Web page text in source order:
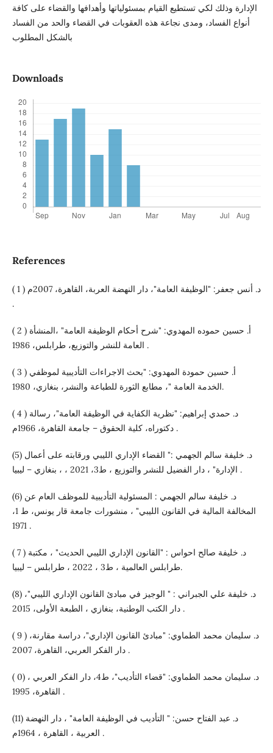
الإدارة وذلك لكي تستطيع القيام بمسئولياتها وأهدافها والقضاء على كافة
أنواع الفساد، ومدى نجاعة هذه العقوبات في القضاء والحد من الفساد
Downloads
References
( 1 ) د. أنس جعفر: "الوظيفة العامة"، دار النهضة العربة، القاهرة، 2007م
.
( 2 ) أ. حسين حموده المهدوي: "شرح أحكام الوظيفة العامة" ،المنشأة
العامة للنشر والتوزيع، طرابلس، 1986 .
( 3 ) أ. حسين حمودة المهدوي: "بحث الاجراءات التأديبية لموظفي
الخدمة العامة "، مطابع الثورة للطباعة والنشر، بنغازي، 1980.
( 4 ) د. حمدي إبراهيم: "نظرية الكفاية في الوظيفة العامة"، رسالة
دكتوراه، كلية الحقوق – جامعة القاهرة، 1966م .
(5) د. خليفة سالم الجهمي :" القضاء الإداري الليبي ورقابته على أعمال
الإدارة" ، دار الفضيل للنشر والتوزيع ، ط3، 2021 ، ، بنغازي – ليبيا .
(6) د. خليفة سالم الجهمي : المسئولية التأديبية للموظف العام عن
المخالفة المالية في القانون الليبي" ، منشورات جامعة قار يونس، ط 1،
1971 .
( 7 ) د. خليفة صالح احواس : "القانون الإداري الليبي الحديث" ، مكتبة
طرابلس العالمية ، ط3 ، 2022 ، طرابلس – ليبيا.
(8) د. خليفة علي الجبراني : " الوجيز في مبادئ القانون الإداري الليبي"،
دار الكتب الوطنية، بنغازي ، الطبعة الأولى، 2015 .
( 9 ) د. سليمان محمد الطماوي: "مبادئ القانون الإداري"، دراسة مقارنة،
دار الفكر العربي، القاهرة، 2007 .
( 0) د. سليمان محمد الطماوي: "قضاء التأديب"، ط4، دار الفكر العربي ،
القاهرة، 1995 .
(11) د. عبد الفتاح حسن: " التأديب في الوظيفة العامة" ، دار النهضة
العربية ، القاهرة ، 1964م .